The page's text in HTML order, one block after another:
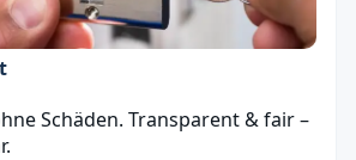
Schäden. Transparent & fair –